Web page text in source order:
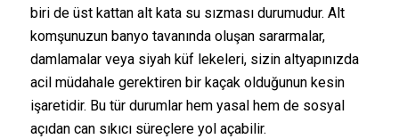
biri de üst kattan alt kata su sızması durumudur. Alt
komşunuzun banyo tavanında oluşan sararmalar,
damlamalar veya siyah küf lekeleri, sizin altyapınızda
acil müdahale gerektiren bir kaçak olduğunun kesin
işaretidir. Bu tür durumlar hem yasal hem de sosyal
açıdan can sıkıcı süreçlere yol açabilir.